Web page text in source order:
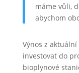
máme vůli,
abychom
Výnos z
investovat do
bioplynové